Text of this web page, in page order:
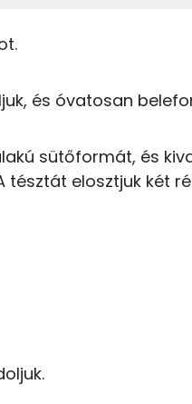
(RAE):
és óvatosan
sütőformát, és
elosztjuk két